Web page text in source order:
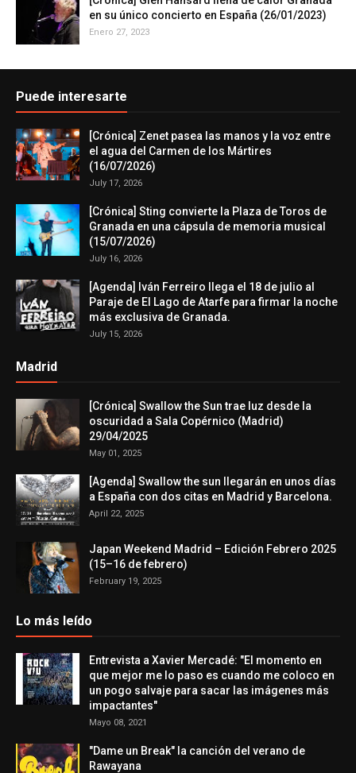
en su único concierto en España (26/01/2023)
Enero 27, 2023
Puede interesarte
[Crónica] Zenet pasea las manos y la voz entre
el agua del Carmen de los Mártires
(16/07/2026)
July 17, 2026
[Crónica] Sting convierte la Plaza de Toros de
Granada en una cápsula de memoria musical
(15/07/2026)
July 16, 2026
[Agenda] Iván Ferreiro llega el 18 de julio al
Paraje de El Lago de Atarfe para firmar la noche
más exclusiva de Granada.
July 15, 2026
Madrid
[Crónica] Swallow the Sun trae luz desde la
oscuridad a Sala Copérnico (Madrid)
29/04/2025
May 01, 2025
[Agenda] Swallow the sun llegarán en unos días
a España con dos citas en Madrid y Barcelona.
April 22, 2025
Japan Weekend Madrid – Edición Febrero 2025
(15–16 de febrero)
February 19, 2025
Lo más leído
Entrevista a Xavier Mercadé: "El momento en
que mejor me lo paso es cuando me coloco en
un pogo salvaje para sacar las imágenes más
impactantes"
Mayo 08, 2021
"Dame un Break" la canción del verano de
Rawayana